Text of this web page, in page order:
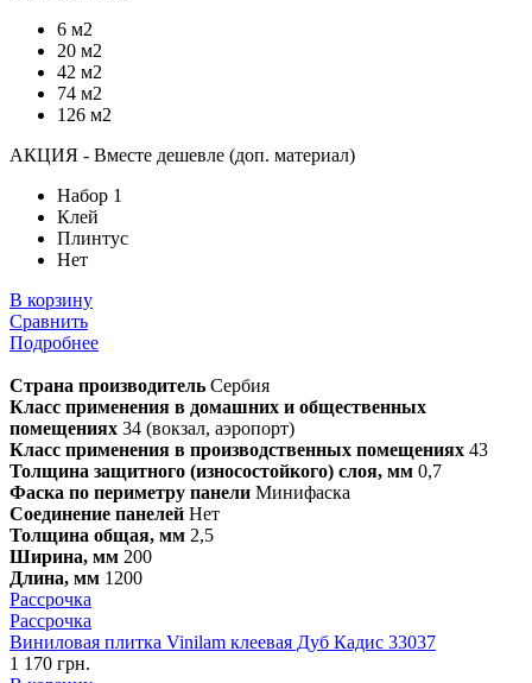
6 м2
20 м2
42 м2
74 м2
126 м2
АКЦИЯ - Вместе дешевле (доп. материал)
Набор 1
Клей
Плинтус
Нет
В корзину
Сравнить
Подробнее
Страна производитель Сербия
Класс применения в домашних и общественных
помещениях 34 (вокзал, аэропорт)
Класс применения в производственных помещениях 43
Толщина защитного (износостойкого) слоя, мм 0,7
Фаска по периметру панели Минифаска
Соединение панелей Нет
Толщина общая, мм 2,5
Ширина, мм 200
Длина, мм 1200
Рассрочка
Рассрочка
Виниловая плитка Vinilam клеевая Дуб Кадис 33037
1 170 грн.